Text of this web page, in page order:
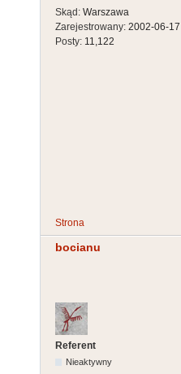
Skąd: Warszawa
Zarejestrowany: 2002-06-17
Posty: 11,122
Strona
bocianu
Referent
Nieaktywny